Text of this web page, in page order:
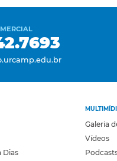
Dias
Galeria
Vídeos